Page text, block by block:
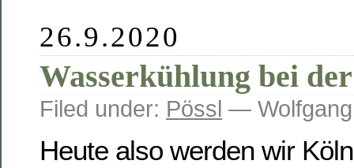
26.9.2020
Wasserkühlung bei
Filed under: Pössl —
Heute also werden wir